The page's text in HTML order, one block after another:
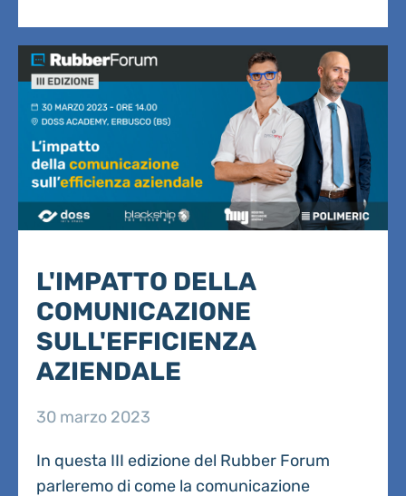
L'IMPATTO DELLA
COMUNICAZIONE
SULL'EFFICIENZA
AZIENDALE
30 marzo 2023
In questa III edizione del Rubber Forum
parleremo di come la comunicazione